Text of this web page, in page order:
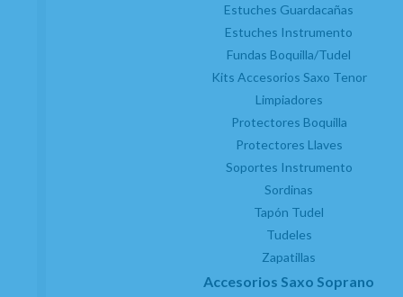
Estuches Guardacañas
Estuches Instrumento
Fundas Boquilla/Tudel
Kits Accesorios Saxo Tenor
Limpiadores
Protectores Boquilla
Protectores Llaves
Soportes Instrumento
Sordinas
Tapón Tudel
Tudeles
Zapatillas
Accesorios Saxo Soprano